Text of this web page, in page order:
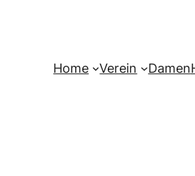
Home Verein Damen